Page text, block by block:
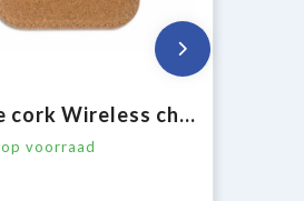
Square cork Wireless charger 5W
op voorraad